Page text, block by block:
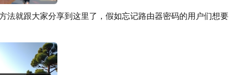
法就跟大家分享到这里了，假如忘记路由器密码的用户们想要